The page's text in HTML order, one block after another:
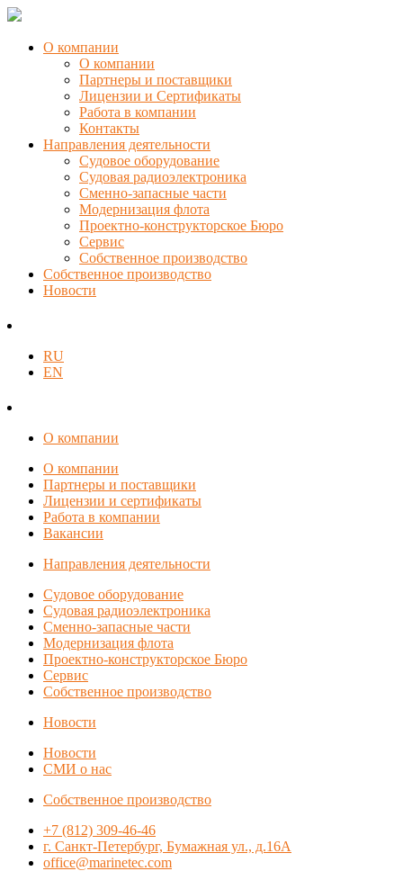
О компании
О компании
Партнеры и поставщики
Лицензии и Сертификаты
Работа в компании
Контакты
Направления деятельности
Судовое оборудование
Судовая радиоэлектроника
Сменно-запасные части
Модернизация флота
Проектно-конструкторское Бюро
Сервис
Собственное производство
Собственное производство
Новости
RU
EN
О компании
О компании
Партнеры и поставщики
Лицензии и сертификаты
Работа в компании
Вакансии
Направления деятельности
Судовое оборудование
Судовая радиоэлектроника
Сменно-запасные части
Модернизация флота
Проектно-конструкторское Бюро
Сервис
Собственное производство
Новости
Новости
СМИ о нас
Собственное производство
+7 (812) 309-46-46
г. Санкт-Петербург, Бумажная ул., д.16А
office@marinetec.com